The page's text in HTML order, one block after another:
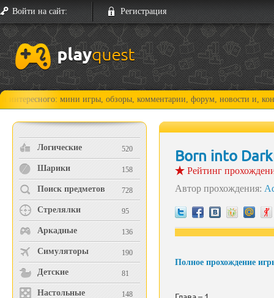
Войти на сайт: Регистрация
мини игры, обзоры, комментарии, форум, новости и, конечно,
Логические 520
Шарики 158
Поиск предметов 728
Стрелялки 95
Аркадные 136
Симуляторы 190
Детские 81
Настольные 148
Born into
Рейтинг
Автор прохождения:
Полное прохождение